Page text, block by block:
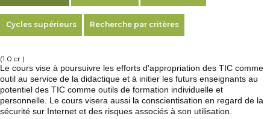
Cycles supérieurs Recherche par critères
(1.0 cr.)
Le cours vise à poursuivre les efforts d'appropriation des TIC comme
outil au service de la didactique et à initier les futurs enseignants au
potentiel des TIC comme outils de formation individuelle et
personnelle. Le cours visera aussi la conscientisation en regard de la
sécurité sur Internet et des risques associés à son utilisation.